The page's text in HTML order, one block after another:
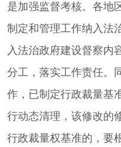
是加强监督考核。各地
制定和管理工作纳入法
入法治政府建设督察内
分工，落实工作责任。
作，已制定行政裁量基
行动态清理，该修改的
行政裁量权基准的，要